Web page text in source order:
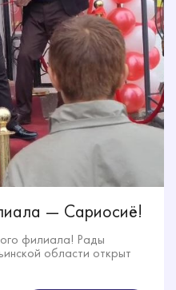
— Сариосиё!
филиала! Рады
области открыт